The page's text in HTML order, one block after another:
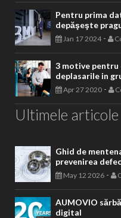
Pentru prima
depăşeşte
Jan 17 2024-
3 motive pentru
deplasarile in
Apr 27 2020 -
Ultimele articole
Ghid de
prevenirea
May 12 2026 -
AUMOVIO
digital